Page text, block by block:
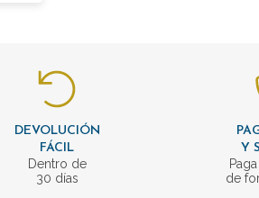
DEVOLUCIÓN
FÁCIL
Dentro de
30 días
Y
de